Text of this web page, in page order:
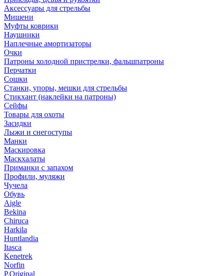
Аксессуары для стрельбы
Мишени
Муфты коврики
Наушники
Наплечные амортизаторы
Очки
Патроны холодной пристрелки, фальшпатроны
Перчатки
Сошки
Станки, упоры, мешки для стрельбы
Стикхант (наклейки на патроны)
Сейфы
Товары для охоты
Засидки
Лыжи и снегоступы
Манки
Маскировка
Маскхалаты
Приманки с запахом
Профили, муляжи
Чучела
Обувь
Aigle
Bekina
Chiruсa
Harkila
Huntlandia
Itasca
Kenetrek
Norfin
P.Original